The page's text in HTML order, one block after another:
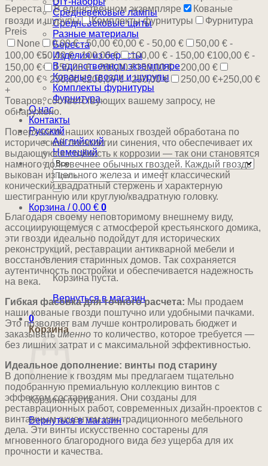
Средневековые лампы
Средневековые щиты
Разные материалы
Береста
Изделия из бересты
В единственном экземпляре
Кованые гвозди и шурупы
Комплекты фурнитуры
Фурнитура
О нас
Контакты
Русский
Английский
Немецкий
Искать:
Корзина /0,00 € 0
Корзина пуста.
Вернуться в магазин
0
Корзина
Корзина пуста.
Вернуться в магазин
Береста
В единственном экземпляре
Кованые
гвозди и шурупы
Комплекты фурнитуры
Фурнитура
Preis
None
0,00 € - 50,00 €0,00 € - 50,00 €
50,00 € -
100,00 €50,00 € - 100,00 € 100,00 € - 150,00 €100,00 € -
150,00 €
150,00 € - 200,00 €150,00 € - 200,00 €
200,00 € - 250,00 €200,00 € - 250,00 € 250,00 €+250,00 €
+
Товаров, соответствующих вашему запросу, не
обнаружено.
Поверхность наших кованых гвоздей обработана по
исторической технологии синения, что обеспечивает их
выдающуюся стойкость к коррозии — так они становятся
намного долговечнее обычных гвоздей. Каждый гвоздь
выкован из цельного железа и имеет классический
конический квадратный стержень и характерную
шестигранную или круглую/квадратную головку.
Благодаря своему неповторимому внешнему виду,
ассоциирующемуся с атмосферой крестьянского домика,
эти гвозди идеально подойдут для исторических
реконструкций, реставрации антикварной мебели и
восстановления старинных домов. Так сохраняется
аутентичность постройки и обеспечивается надежность
на века.
Гибкая фасовка для точного расчета: Мы продаем
наши кованые гвозди поштучно или удобными пачками.
Это позволяет вам лучше контролировать бюджет и
заказыватьименно то количество, которое требуется —
без лишних затрат и с максимальной эффективностью.
Идеальное дополнение: винты под старину
В дополнение к гвоздям мы предлагаем тщательно
подобранную премиальную коллекцию винтов с
эффектом состаривания. Они созданы для
реставрационных работ, современных дизайн-проектов с
винтажным акцентом или традиционного мебельного
дела. Эти винты искусственно состарены для
мгновенного благородного вида без ущерба для их
прочности и качества.